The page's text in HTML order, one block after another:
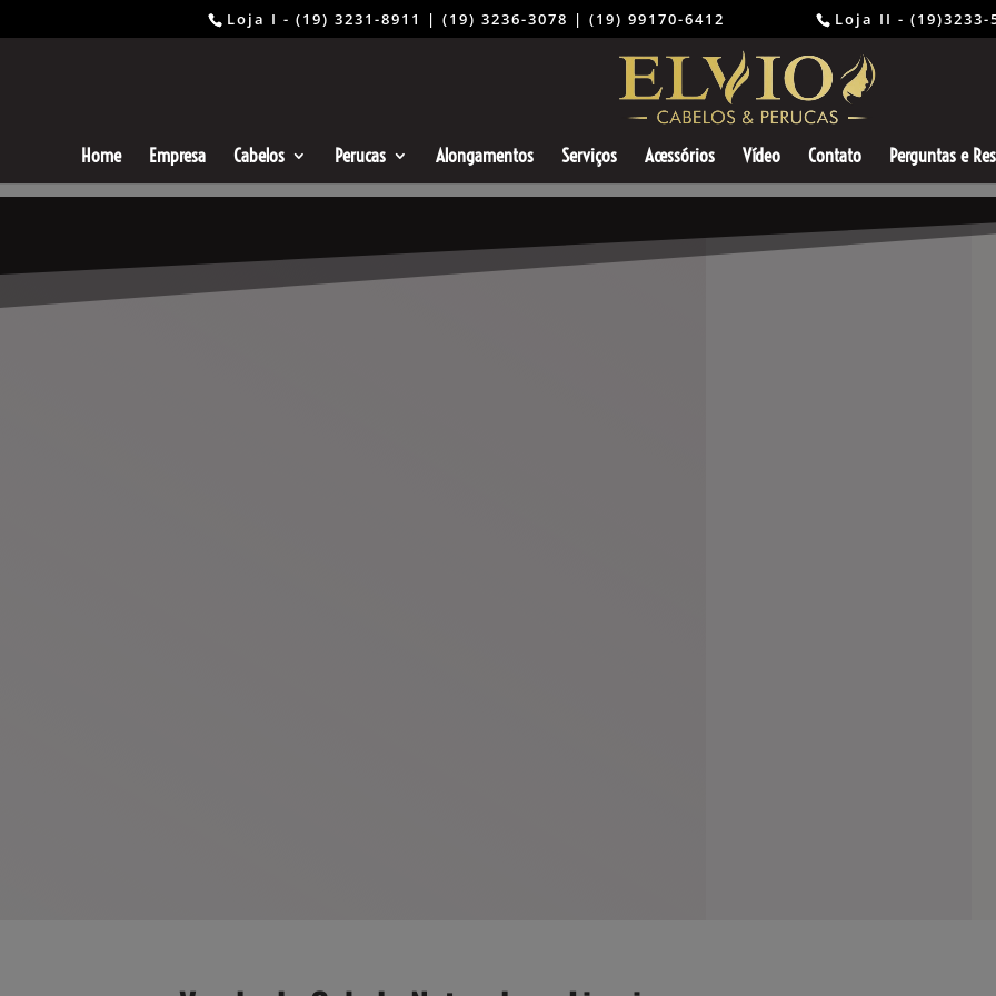
Loja I - (19) 3231-8911 | (19) 3236-3078 | (19) 99170-6412 ⠀⠀⠀⠀⠀⠀ Loja II - (19)3233-
Home Empresa Cabelos Perucas Alongamentos Serviços Acessórios Vídeo Contato Perguntas e